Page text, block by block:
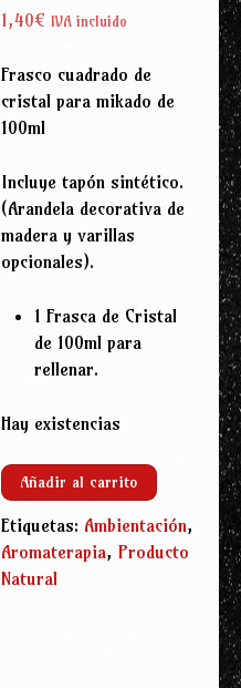
1,40€ IVA incluido
Frasco cuadrado de
cristal para mikado de
100ml
Incluye tapón sintético.
(Arandela decorativa de
madera y varillas
opcionales).
1 Frasca de Cristal
de 100ml para
rellenar.
Hay existencias
Frasca
Cuadrada
de
Cristal
para
Añadir al carrito
Etiquetas: Ambientación,
Aromaterapia,Producto
Natural